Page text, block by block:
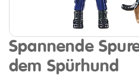
Spannende
dem Spürhund